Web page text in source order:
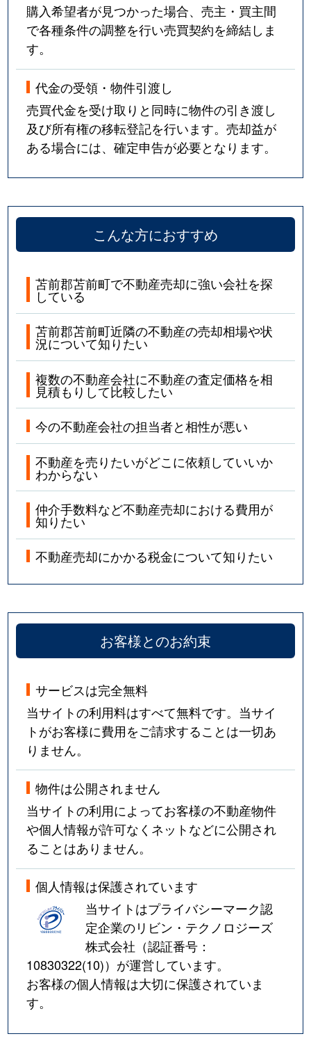
購入希望者が見つかった場合、売主・買主間
で各種条件の調整を行い売買契約を締結しま
す。
代金の受領・物件引渡し
売買代金を受け取りと同時に物件の引き渡し
及び所有権の移転登記を行います。売却益が
ある場合には、確定申告が必要となります。
こんな方におすすめ
苫前郡苫前町で不動産売却に強い会社を探
している
苫前郡苫前町近隣の不動産の売却相場や状
況について知りたい
複数の不動産会社に不動産の査定価格を相
見積もりして比較したい
今の不動産会社の担当者と相性が悪い
不動産を売りたいがどこに依頼していいか
わからない
仲介手数料など不動産売却における費用が
知りたい
不動産売却にかかる税金について知りたい
お客様とのお約束
サービスは完全無料
当サイトの利用料はすべて無料です。当サイ
トがお客様に費用をご請求することは一切あ
りません。
物件は公開されません
当サイトの利用によってお客様の不動産物件
や個人情報が許可なくネットなどに公開され
ることはありません。
個人情報は保護されています
当サイトはプライバシーマーク認
定企業のリビン・テクノロジーズ
株式会社（認証番号：
10830322(10)）が運営しています。
お客様の個人情報は大切に保護されていま
す。